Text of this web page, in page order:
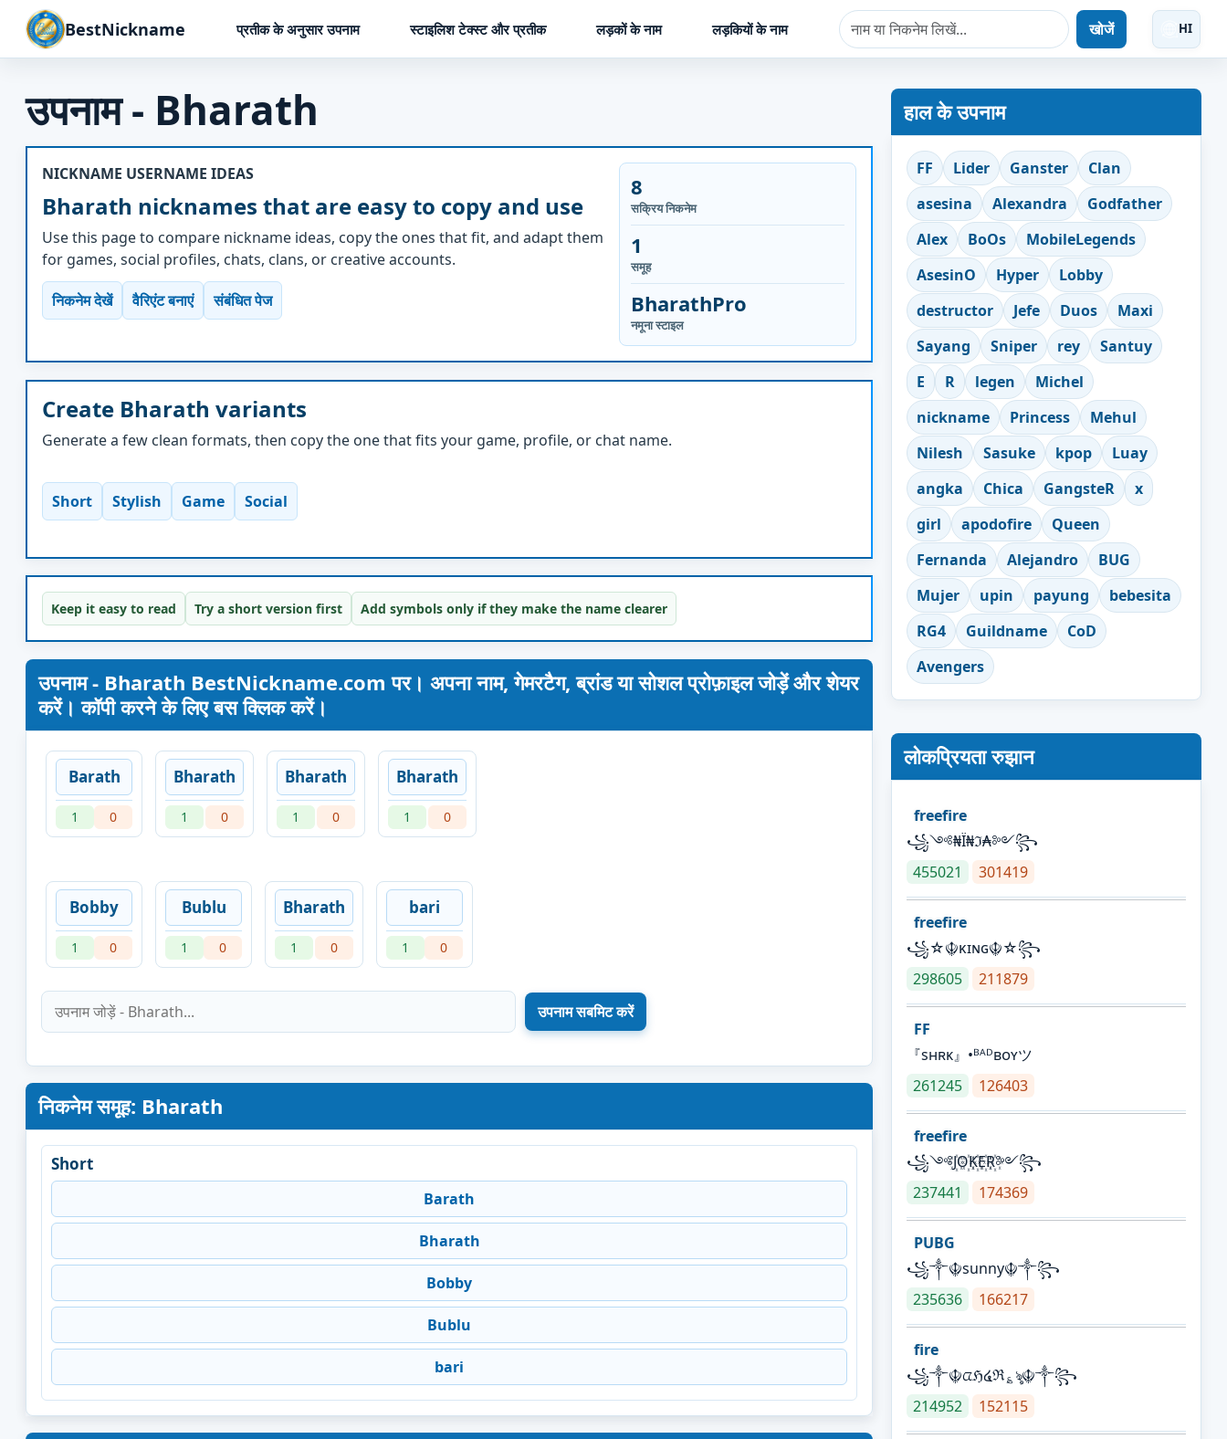
BestNickname प्रतीक के अनुसार उपनाम स्टाइलिश टेक्स्ट और प्रतीक लड़कों के नाम लड़कियों के नाम खोजें HI
उपनाम - Bharath
NICKNAME USERNAME IDEAS
Bharath nicknames that are easy to copy and use
Use this page to compare nickname ideas, copy the ones that fit, and adapt them
for games, social profiles, chats, clans, or creative accounts.
निकनेम देखें वैरिएंट बनाएं संबंधित पेज
8
सक्रिय निकनेम
1
समूह
BharathPro
नमूना स्टाइल
Create Bharath variants
Generate a few clean formats, then copy the one that fits your game, profile, or chat name.
Short Stylish Game Social
Keep it easy to read Try a short version first Add symbols only if they make the name clearer
उपनाम - Bharath BestNickname.com पर। अपना नाम, गेमरटैग, ब्रांड या सोशल प्रोफ़ाइल जोड़ें और शेयर
करें। कॉपी करने के लिए बस क्लिक करें।
Barath
1 0
Bharath
1 0
Bharath
1 0
Bharath
1 0
Bobby
1 0
Bublu
1 0
Bharath
1 0
bari
1 0
निकनेम समूह: Bharath
Short
Barath
Bharath
Bobby
Bublu
bari
हाल के उपनाम
FF Lider Ganster
Clan
asesina
Alexandra
Godfather
Alex
BoOs
MobileLegends
AsesinO
Hyper
Lobby
destructor
Jefe Duos
Maxi
Sayang
Sniper rey
Santuy
E
R legen
Michel
nickname
Princess
Mehul
Nilesh
Sasuke kpop
Luay
angka
Chica GangsteR
x
girl
apodofire
Queen
Fernanda
Alejandro
BUG
Mujer
upin payung
bebesita
RG4
Guildname
CoD
Avengers
लोकप्रियता रुझान
freefire
꧁༺₦Ї₦ℑ₳༻꧂
455021
301419
freefire
꧁☆☬κɪɴɢ☬☆꧂
298605
211879
FF
『sʜʀᴋ』•ᴮᴬᴰʙᴏʏツ
261245
126403
freefire
꧁༺J꙰O꙰K꙰E꙰R꙰༻꧂
237441
174369
PUBG
꧁༒☬sunny☬༒꧂
235636
166217
fire
꧁༒☬ᤂℌ໔ℜ؏ৡ☬༒꧂
214952
152115